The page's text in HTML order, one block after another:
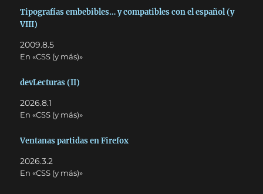
Tipografías embebibles… y compatibles con el español (y
VIII)
2009.8.5
En «CSS (y más)»
devLecturas (II)
2026.8.1
En «CSS (y más)»
Ventanas partidas en Firefox
2026.3.2
En «CSS (y más)»